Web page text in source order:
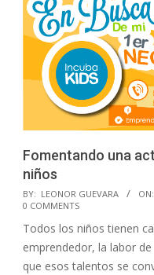
Fomentando una
niños
2015-
07-
17
BY: LEONOR GUEVARA ON:
0 COMMENTS
Todos los niños tienen
emprendedor, la labor
que esos talentos se